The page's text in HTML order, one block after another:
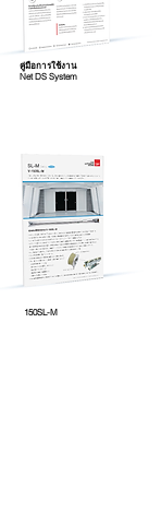
คู่มือการใช้งาน
Net DS System
150SL-M